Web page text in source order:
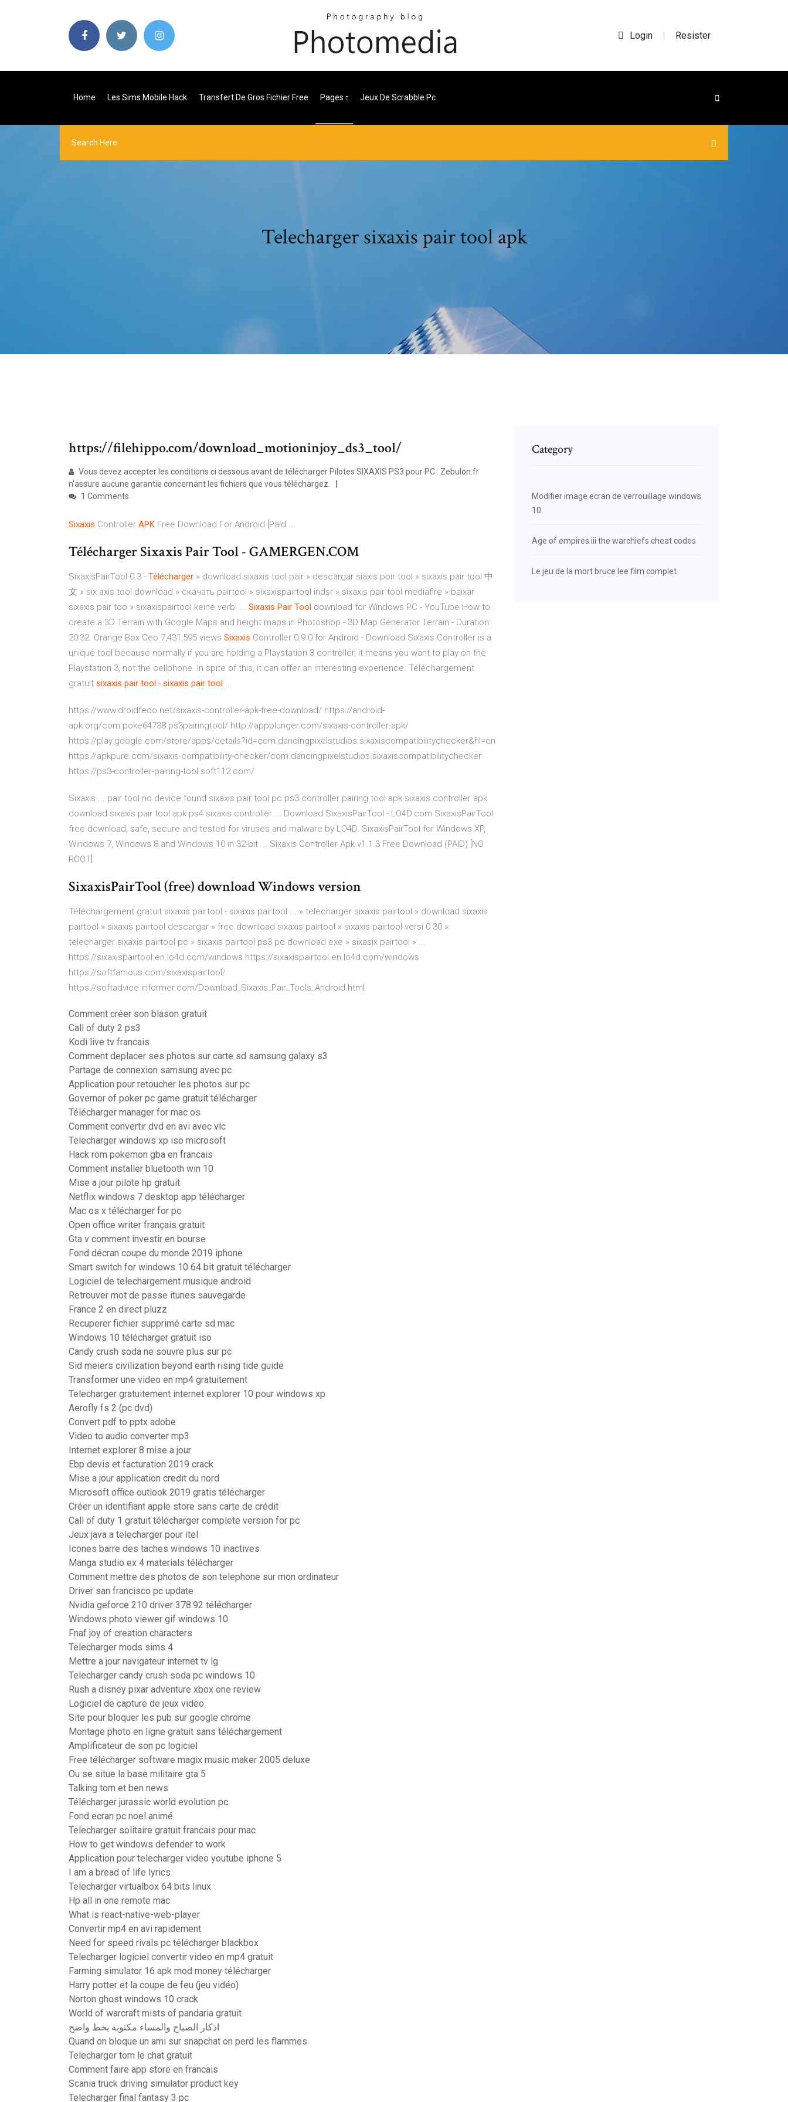
Login | Resister
Home Les Sims Mobile Hack Transfert De Gros Fichier Free Pages Jeux De Scrabble Pc
Telecharger sixaxis pair tool apk
https://filehippo.com/download_motioninjoy_ds3_tool/
Vous devez accepter les conditions ci dessous avant de télécharger Pilotes SIXAXIS PS3 pour PC : Zebulon.fr
n'assure aucune garantie concernant les fichiers que vous téléchargez.
1 Comments
Sixaxis Controller APK Free Download For Android [Paid ...
Télécharger Sixaxis Pair Tool - GAMERGEN.COM
SixaxisPairTool 0.3 - Télécharger » download sixaxis tool pair » descargar siaxis poir tool » sixaxis pair tool 中
文 » six axis tool download » скачать pairtool » sixaxispairtool indşr » sixaxis pair tool mediafire » baixar
sixaxis pair too » sixaxispairtool keine verbi ... Sixaxis Pair Tool download for Windows PC - YouTube How to
create a 3D Terrain with Google Maps and height maps in Photoshop - 3D Map Generator Terrain - Duration:
20:32. Orange Box Ceo 7,431,595 views Sixaxis Controller 0.9.0 for Android - Download Sixaxis Controller is a
unique tool because normally if you are holding a Playstation 3 controller, it means you want to play on the
Playstation 3, not the cellphone. In spite of this, it can offer an interesting experience. Téléchargement
gratuit sixaxis pair tool - sixaxis pair tool ...
https://www.droidfedo.net/sixaxis-controller-apk-free-download/ https://android-
apk.org/com.poke64738.ps3pairingtool/ http://appplunger.com/sixaxis-controller-apk/
https://play.google.com/store/apps/details?id=com.dancingpixelstudios.sixaxiscompatibilitychecker&hl=en
https://apkpure.com/sixaxis-compatibility-checker/com.dancingpixelstudios.sixaxiscompatibilitychecker
https://ps3-controller-pairing-tool.soft112.com/
Sixaxis ... pair tool no device found sixaxis pair tool pc ps3 controller pairing tool apk sixaxis controller apk
download sixaxis pair tool apk ps4 sixaxis controller ... Download SixaxisPairTool - LO4D.com SixaxisPairTool
free download, safe, secure and tested for viruses and malware by LO4D. SixaxisPairTool for Windows XP,
Windows 7, Windows 8 and Windows 10 in 32-bit ... Sixaxis Controller Apk v1.1.3 Free Download (PAID) [NO
ROOT]
SixaxisPairTool (free) download Windows version
Téléchargement gratuit sixaxis pairtool - sixaxis pairtool ... » telecharger sixaxis pairtool » download sixaxis
pairtool » sixaxis pairtool descargar » free download sixaxis pairtool » sixaxis pairtool versi 0.30 »
telecharger sixaxis pairtool pc » sixaxis pairtool ps3 pc download exe » sixasix pairtool » ...
https://sixaxispairtool.en.lo4d.com/windows https://sixaxispairtool.en.lo4d.com/windows
https://softfamous.com/sixaxispairtool/
https://softadvice.informer.com/Download_Sixaxis_Pair_Tools_Android.html
Comment créer son blason gratuit
Call of duty 2 ps3
Kodi live tv francais
Comment deplacer ses photos sur carte sd samsung galaxy s3
Partage de connexion samsung avec pc
Application pour retoucher les photos sur pc
Governor of poker pc game gratuit télécharger
Télécharger manager for mac os
Comment convertir dvd en avi avec vlc
Telecharger windows xp iso microsoft
Hack rom pokemon gba en francais
Comment installer bluetooth win 10
Mise a jour pilote hp gratuit
Netflix windows 7 desktop app télécharger
Mac os x télécharger for pc
Open office writer français gratuit
Gta v comment investir en bourse
Fond décran coupe du monde 2019 iphone
Smart switch for windows 10 64 bit gratuit télécharger
Logiciel de telechargement musique android
Retrouver mot de passe itunes sauvegarde
France 2 en direct pluzz
Recuperer fichier supprimé carte sd mac
Windows 10 télécharger gratuit iso
Candy crush soda ne souvre plus sur pc
Sid meiers civilization beyond earth rising tide guide
Transformer une video en mp4 gratuitement
Telecharger gratuitement internet explorer 10 pour windows xp
Aerofly fs 2 (pc dvd)
Convert pdf to pptx adobe
Video to audio converter mp3
Internet explorer 8 mise a jour
Ebp devis et facturation 2019 crack
Mise a jour application credit du nord
Microsoft office outlook 2019 gratis télécharger
Créer un identifiant apple store sans carte de crédit
Call of duty 1 gratuit télécharger complete version for pc
Jeux java a telecharger pour itel
Icones barre des taches windows 10 inactives
Manga studio ex 4 materials télécharger
Comment mettre des photos de son telephone sur mon ordinateur
Driver san francisco pc update
Nvidia geforce 210 driver 378.92 télécharger
Windows photo viewer gif windows 10
Fnaf joy of creation characters
Telecharger mods sims 4
Mettre a jour navigateur internet tv lg
Telecharger candy crush soda pc windows 10
Rush a disney pixar adventure xbox one review
Logiciel de capture de jeux video
Site pour bloquer les pub sur google chrome
Montage photo en ligne gratuit sans téléchargement
Amplificateur de son pc logiciel
Free télécharger software magix music maker 2005 deluxe
Ou se situe la base militaire gta 5
Talking tom et ben news
Télécharger jurassic world evolution pc
Fond ecran pc noel animé
Telecharger solitaire gratuit francais pour mac
How to get windows defender to work
Application pour telecharger video youtube iphone 5
I am a bread of life lyrics
Telecharger virtualbox 64 bits linux
Hp all in one remote mac
What is react-native-web-player
Convertir mp4 en avi rapidement
Need for speed rivals pc télécharger blackbox
Telecharger logiciel convertir video en mp4 gratuit
Farming simulator 16 apk mod money télécharger
Harry potter et la coupe de feu (jeu vidéo)
Norton ghost windows 10 crack
World of warcraft mists of pandaria gratuit
اذكار الصباح والمساء مكتوبة بخط واضح
Quand on bloque un ami sur snapchat on perd les flammes
Telecharger tom le chat gratuit
Comment faire app store en francais
Scania truck driving simulator product key
Telecharger final fantasy 3 pc
Category
Modifier image ecran de verrouillage windows
10
Age of empires iii the warchiefs cheat codes
Le jeu de la mort bruce lee film complet